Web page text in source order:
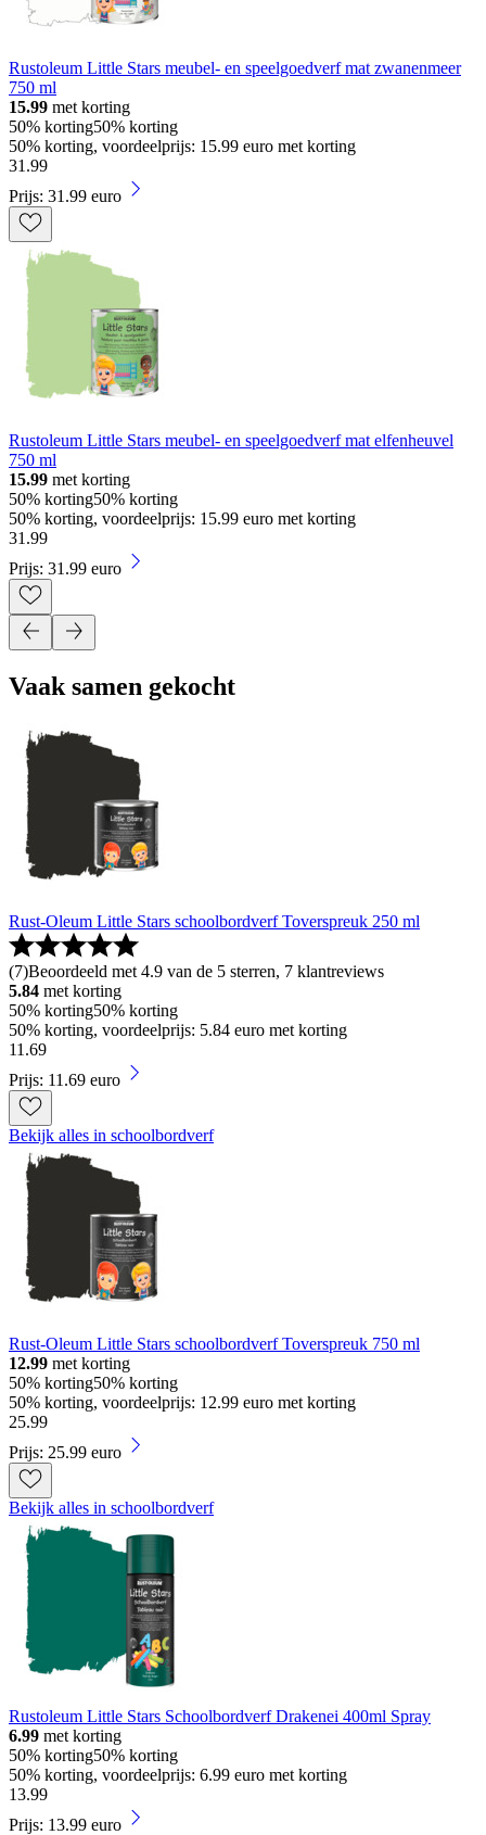
Rustoleum Little Stars meubel- en speelgoedverf mat zwanenmeer
750 ml
15.99 met korting
50% korting50% korting
50% korting, voordeelprijs: 15.99 euro met korting
31 .99
Prijs: 31.99 euro
Rustoleum Little Stars meubel- en speelgoedverf mat elfenheuvel
750 ml
15.99 met korting
50% korting50% korting
50% korting, voordeelprijs: 15.99 euro met korting
31 .99
Prijs: 31.99 euro
Vaak samen gekocht
Rust-Oleum Little Stars schoolbordverf Toverspreuk 250 ml
(7)Beoordeeld met 4.9 van de 5 sterren, 7 klantreviews
5.84 met korting
50% korting50% korting
50% korting, voordeelprijs: 5.84 euro met korting
11 .69
Prijs: 11.69 euro
Bekijk alles in schoolbordverf
Rust-Oleum Little Stars schoolbordverf Toverspreuk 750 ml
12.99 met korting
50% korting50% korting
50% korting, voordeelprijs: 12.99 euro met korting
25.99
Prijs: 25.99 euro
Bekijk alles in schoolbordverf
Rustoleum Little Stars Schoolbordverf Drakenei 400ml Spray
6.99 met korting
50% korting50% korting
50% korting, voordeelprijs: 6.99 euro met korting
13.99
Prijs: 13.99 euro